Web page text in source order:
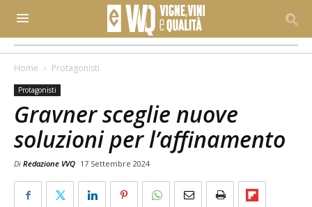
Home Protagonisti
Protagonisti
Gravner sceglie nuove
soluzioni per l’affinamento
Di Redazione VVQ 17 Settembre 2024